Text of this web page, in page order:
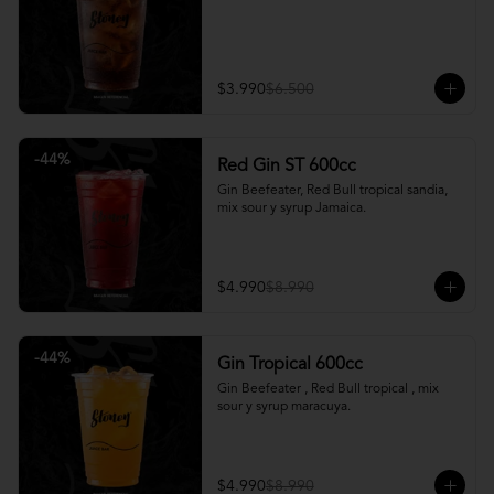
$3.990$6.500
-44% Red Gin ST 600cc
Gin Beefeater, Red Bull tropical sandia,
mix sour y syrup Jamaica.
$4.990$8.990
-44% Gin Tropical 600cc
Gin Beefeater , Red Bull tropical , mix
sour y syrup maracuya.
$4.990$8.990